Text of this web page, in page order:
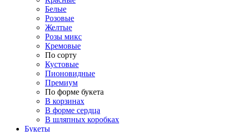
Белые
Розовые
Желтые
Розы микс
Кремовые
По сорту
Кустовые
Пионовидные
Премиум
По форме букета
В корзинах
В форме сердца
В шляпных коробках
Букеты